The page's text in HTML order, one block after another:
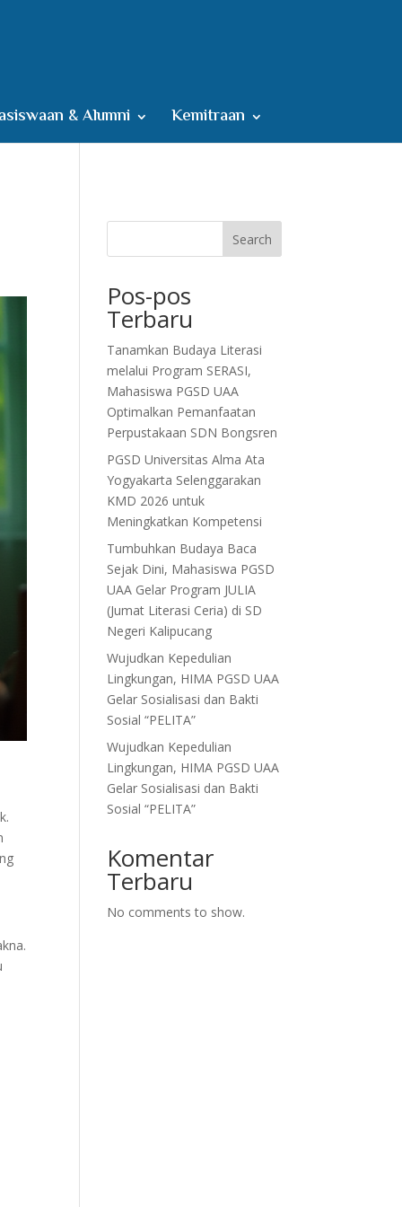
& Alumni Kemitraan
Search
Pos-pos
Terbaru
Tanamkan Budaya Literasi
melalui Program SERASI,
Mahasiswa PGSD UAA
Optimalkan Pemanfaatan
Perpustakaan SDN Bongsren
PGSD Universitas Alma Ata
Yogyakarta Selenggarakan
KMD 2026 untuk
Meningkatkan Kompetensi
Tumbuhkan Budaya Baca
Sejak Dini, Mahasiswa PGSD
UAA Gelar Program JULIA
(Jumat Literasi Ceria) di SD
Negeri Kalipucang
Wujudkan Kepedulian
Lingkungan, HIMA PGSD UAA
Gelar Sosialisasi dan Bakti
Sosial “PELITA”
Wujudkan Kepedulian
Lingkungan, HIMA PGSD UAA
Gelar Sosialisasi dan Bakti
Sosial “PELITA”
Komentar
Terbaru
No comments to show.